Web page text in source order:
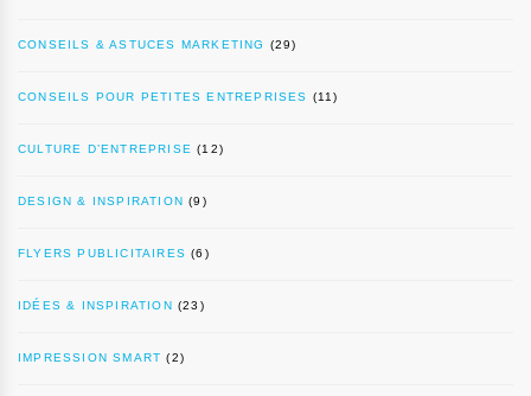
CONSEILS & ASTUCES MARKETING (29)
CONSEILS POUR PETITES ENTREPRISES (11)
CULTURE D’ENTREPRISE (12)
DESIGN & INSPIRATION (9)
FLYERS PUBLICITAIRES (6)
IDÉES & INSPIRATION (23)
IMPRESSION SMART (2)